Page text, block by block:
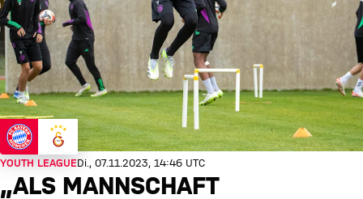
YOUTH LEAGUEDi., 07.11.2023, 14:46 UTC
„ALS MANNSCHAFT